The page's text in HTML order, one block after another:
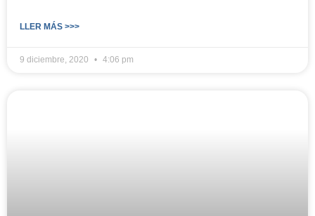
LLER MÁS >>>
9 diciembre, 2020 4:06 pm